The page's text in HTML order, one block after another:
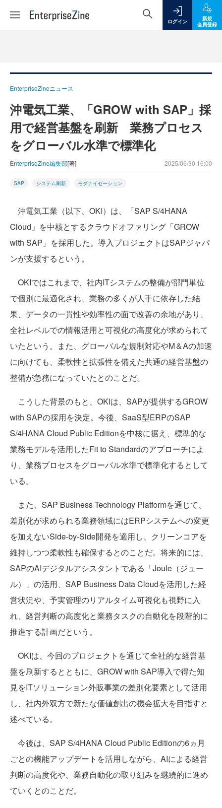
ログイン
新規
会員登録
EnterpriseZineニュース
沖電気工業、「GROW with SAP」採
用で経営基盤を刷新 業務プロセス
をグローバル水準で標準化
EnterpriseZine編集部[著] 2025/06/30 16:00
SAP システム刷新 モダナイゼーション
沖電気工業（以下、OKI）は、「SAP S/4HANA
Cloud」を中核とするクラウドオファリング「GROW
with SAP」を採用した。導入プロジェクトはSAPジャパ
ンが支援するという。
OKIではこれまで、社内ITシステムの整備が部門単位
で個別に最適化され、業務の多くが人手に依存した結
果、データの一貫性や効率性の面で改善の余地があり、
全社レベルでの情報活用と可視化の高度化が求められて
いたという。また、グローバルな規制対応やM＆Aの加速
に向けても、柔軟性と拡張性を備えた共通の経営基盤の
整備が急務になっていたとのことだ。
こうした背景のもと、OKIは、SAPが提供するGROW
with SAPの採用を決定。今後、SaaS型ERPのSAP
S/4HANA Cloud Public Editionを中核に据え、標準的な
業務モデルを活用したFit to Standardのアプローチによ
り、業務プロセスをグローバル水準で標準化するとして
いる。
また、SAP Business Technology Platformを通じて、
差別化が求められる業務領域にはERPシステムへの変更
を加えないSide-by-Side開発を適用し、クリーンコアを
維持しつつ柔軟性も確保するとのことだ。将来的には、
SAPのAIデジタルアシスタントである「Joule（ジュー
ル）」の活用、SAP Business Data Cloudを活用した経
営状況や、予実管理のリアルタイム可視化も視野に入
れ、経営判断の高度化と業務タスクの自動化を段階的に
推進する計画だという。
OKIは、今回のプロジェクトを通じて全社的な経営基
盤を刷新するとともに、GROW with SAP導入で得た知
見をITソリューション外販事業の差別化要素として活用
し、社内外双方で新たな価値創出の機会拡大を目指すと
述べている。
今後は、SAP S/4HANA Cloud Public Editionの6ヵ月
ごとの機能アップデートを活用しながら、AIによる経営
判断の高度化や、業務自動化の取り組みを継続的に進め
ていくとのことだ。